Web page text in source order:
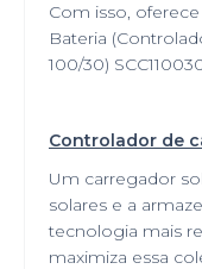
Com isso,
Bateria
100/30)
Controlador de
Um carregador
solares e a
tecnologia mais
maximiza essa